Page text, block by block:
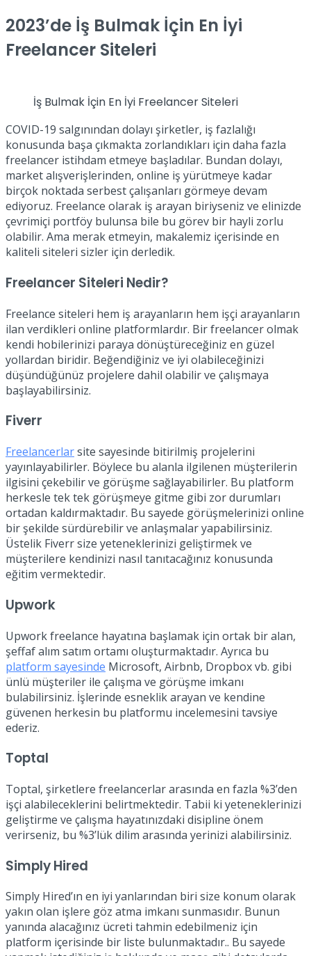
2023’de İş Bulmak İçin En İyi
Freelancer Siteleri
İş Bulmak İçin En İyi Freelancer Siteleri
COVID-19 salgınından dolayı şirketler, iş fazlalığı
konusunda başa çıkmakta zorlandıkları için daha fazla
freelancer istihdam etmeye başladılar. Bundan dolayı,
market alışverişlerinden, online iş yürütmeye kadar
birçok noktada serbest çalışanları görmeye devam
ediyoruz. Freelance olarak iş arayan biriyseniz ve elinizde
çevrimiçi portföy bulunsa bile bu görev bir hayli zorlu
olabilir. Ama merak etmeyin, makalemiz içerisinde en
kaliteli siteleri sizler için derledik.
Freelancer Siteleri Nedir?
Freelance siteleri hem iş arayanların hem işçi arayanların
ilan verdikleri online platformlardır. Bir freelancer olmak
kendi hobilerinizi paraya dönüştüreceğiniz en güzel
yollardan biridir. Beğendiğiniz ve iyi olabileceğinizi
düşündüğünüz projelere dahil olabilir ve çalışmaya
başlayabilirsiniz.
Fiverr
Freelancerlarsite sayesinde bitirilmiş projelerini
yayınlayabilirler. Böylece bu alanla ilgilenen müşterilerin
ilgisini çekebilir ve görüşme sağlayabilirler. Bu platform
herkesle tek tek görüşmeye gitme gibi zor durumları
ortadan kaldırmaktadır. Bu sayede görüşmelerinizi online
bir şekilde sürdürebilir ve anlaşmalar yapabilirsiniz.
Üstelik Fiverr size yeteneklerinizi geliştirmek ve
müşterilere kendinizi nasıl tanıtacağınız konusunda
eğitim vermektedir.
Upwork
Upwork freelance hayatına başlamak için ortak bir alan,
şeffaf alım satım ortamı oluşturmaktadır. Ayrıca bu
platform sayesinde Microsoft, Airbnb, Dropbox vb. gibi
ünlü müşteriler ile çalışma ve görüşme imkanı
bulabilirsiniz. İşlerinde esneklik arayan ve kendine
güvenen herkesin bu platformu incelemesini tavsiye
ederiz.
Toptal
Toptal, şirketlere freelancerlar arasında en fazla %3’den
işçi alabileceklerini belirtmektedir. Tabii ki yeteneklerinizi
geliştirme ve çalışma hayatınızdaki disipline önem
verirseniz, bu %3’lük dilim arasında yerinizi alabilirsiniz.
Simply Hired
Simply Hired’ın en iyi yanlarından biri size konum olarak
yakın olan işlere göz atma imkanı sunmasıdır. Bunun
yanında alacağınız ücreti tahmin edebilmeniz için
platform içerisinde bir liste bulunmaktadır.. Bu sayede